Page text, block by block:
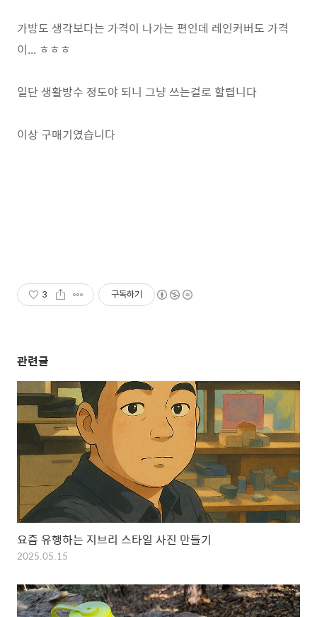
가방도 생각보다는 가격이 나가는 편인데 레인커버도 가격
이... ㅎㅎㅎ
일단 생활방수 정도야 되니 그냥 쓰는걸로 할렵니다
이상 구매기였습니다
3 구독하기
관련글
요즘 유행하는 지브리 스타일 사진 만들기
2025.05.15